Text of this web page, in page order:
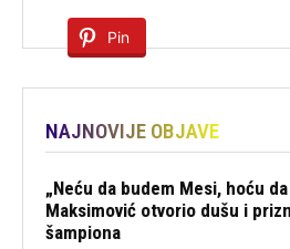
Pin
NAJNOVIJE OBJAVE
„Neću da budem Mesi, hoću
Maksimović otvorio dušu i
šampiona